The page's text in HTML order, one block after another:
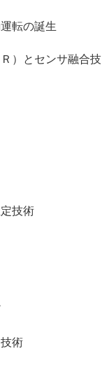
転の誕生
）とセンサ融合技
技術
術